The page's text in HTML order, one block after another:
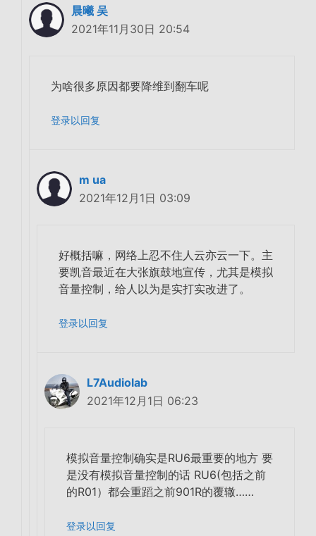
晨曦 吴
2021年11月30日 20:54
为啥很多原因都要降维到翻车呢
登录以回复
m ua
2021年12月1日 03:09
好概括嘛，网络上忍不住人云亦云一下。主
要凯音最近在大张旗鼓地宣传，尤其是模拟
音量控制，给人以为是实打实改进了。
登录以回复
L7Audiolab
2021年12月1日 06:23
模拟音量控制确实是RU6最重要的地方 要
是没有模拟音量控制的话 RU6(包括之前
的R01）都会重蹈之前901R的覆辙……
登录以回复